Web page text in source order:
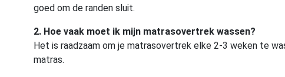
goed om de randen sluit.
2. Hoe vaak moet ik mijn matrasovertrek wassen?
Het is raadzaam om je matrasovertrek elke 2-3 weken te
matras.